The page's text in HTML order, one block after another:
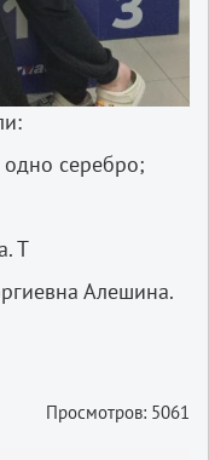
серебро;
Т
Алешина.
Просмотров: 5061